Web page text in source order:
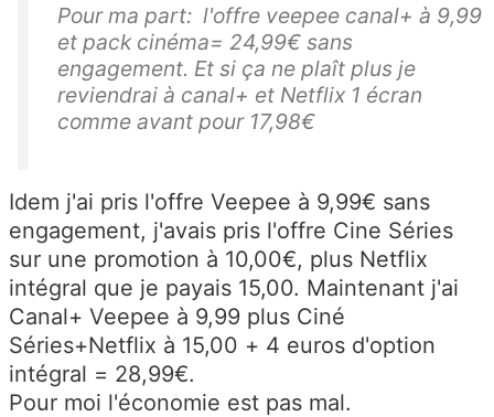
Pour ma part: l'offre veepee canal+ à 9,99
et pack cinéma= 24,99€ sans
engagement. Et si ça ne plaît plus je
reviendrai à canal+ et Netflix 1 écran
comme avant pour 17,98€
Idem j'ai pris l'offre Veepee à 9,99€ sans
engagement, j'avais pris l'offre Cine Séries
sur une promotion à 10,00€, plus Netflix
intégral que je payais 15,00. Maintenant j'ai
Canal+ Veepee à 9,99 plus Ciné
Séries+Netflix à 15,00 + 4 euros d'option
intégral = 28,99€.
Pour moi l'économie est pas mal.